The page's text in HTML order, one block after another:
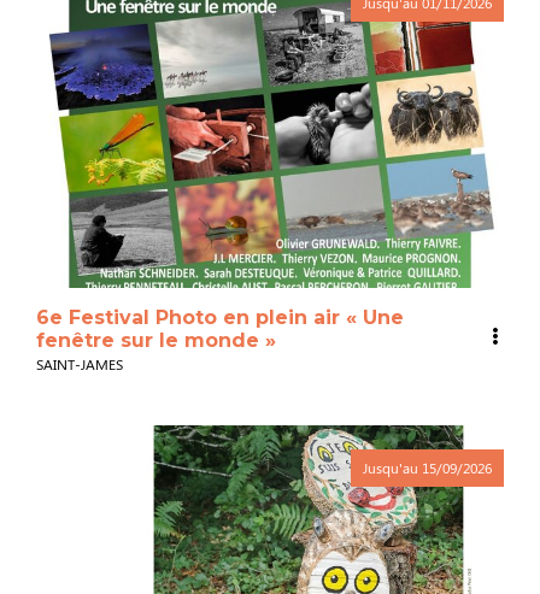
6e Festival Photo en plein air « Une
fenêtre sur le monde »
SAINT-JAMES
Jusqu'au 15/09/2026